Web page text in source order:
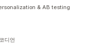
& AB testing
디언